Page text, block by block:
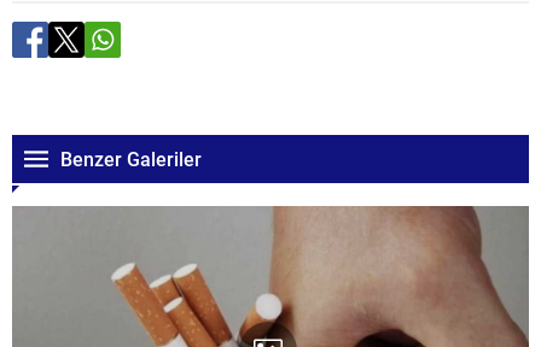
Benzer Galeriler